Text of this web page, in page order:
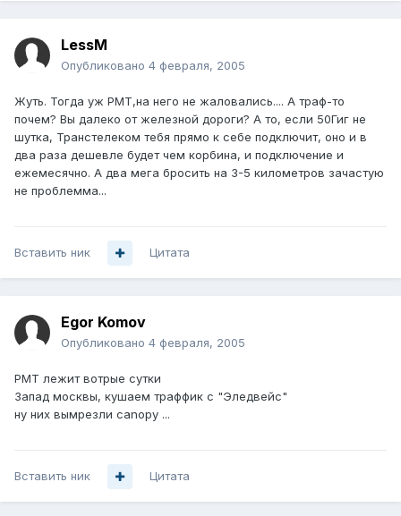
LessM
Опубликовано 4 февраля, 2005
Жуть. Тогда уж РМТ,на него не жаловались.... А траф-то
почем? Вы далеко от железной дороги? А то, если 50Гиг не
шутка, Транстелеком тебя прямо к себе подключит, оно и в
два раза дешевле будет чем корбина, и подключение и
ежемесячно. А два мега бросить на 3-5 километров зачастую
не проблемма...
Вставить ник Цитата
Egor Komov
Опубликовано 4 февраля, 2005
РМТ лежит вотрые сутки
Запад москвы, кушаем траффик с "Эледвейс"
ну них вымрезли canopy ...
Вставить ник Цитата